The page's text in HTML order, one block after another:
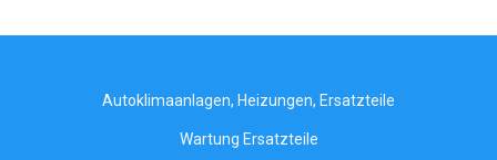
Autoklimaanlagen, Heizungen, Ersatzteile
Wartung Ersatzteile